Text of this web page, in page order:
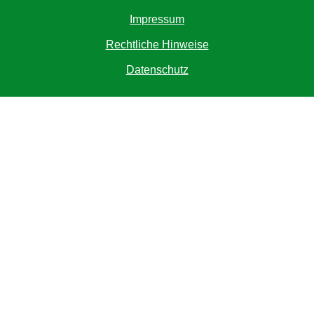
Impressum
Rechtliche Hinweise
Datenschutz